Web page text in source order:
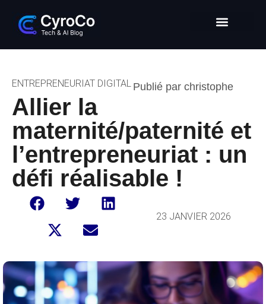
ENTREPRENEURIAT DIGITAL Publié par christophe
Allier la
maternité/paternité et
l’entrepreneuriat : un
défi réalisable !
23 JANVIER 2026